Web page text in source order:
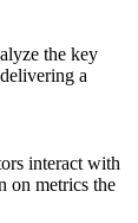
the key
a
interact with
on metrics the